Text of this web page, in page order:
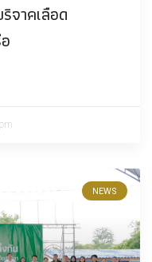
จาคเลือด
NEWS